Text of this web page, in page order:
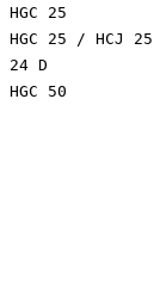
HGC 25
HGC 25 / HCJ 25
24 D
HGC 50